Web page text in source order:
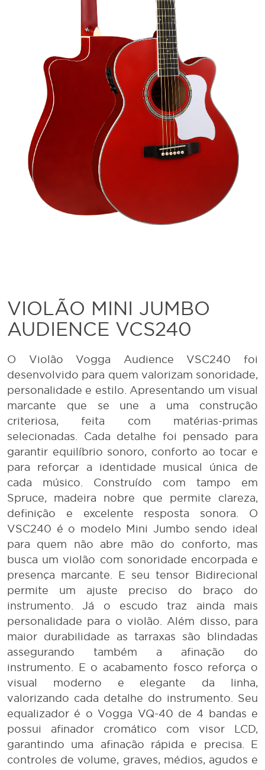
VIOLÃO MINI JUMBO
AUDIENCE VCS240
O Violão Vogga Audience VSC240 foi
desenvolvido para quem valorizam sonoridade,
personalidade e estilo. Apresentando um visual
marcante que se une a uma construção
criteriosa, feita com matérias-primas
selecionadas. Cada detalhe foi pensado para
garantir equilíbrio sonoro, conforto ao tocar e
para reforçar a identidade musical única de
cada músico. Construído com tampo em
Spruce, madeira nobre que permite clareza,
definição e excelente resposta sonora. O
VSC240 é o modelo Mini Jumbo sendo ideal
para quem não abre mão do conforto, mas
busca um violão com sonoridade encorpada e
presença marcante. E seu tensor Bidirecional
permite um ajuste preciso do braço do
instrumento. Já o escudo traz ainda mais
personalidade para o violão. Além disso, para
maior durabilidade as tarraxas são blindadas
assegurando também a afinação do
instrumento. E o acabamento fosco reforça o
visual moderno e elegante da linha,
valorizando cada detalhe do instrumento. Seu
equalizador é o Vogga VQ-40 de 4 bandas e
possui afinador cromático com visor LCD,
garantindo uma afinação rápida e precisa. E
controles de volume, graves, médios, agudos e